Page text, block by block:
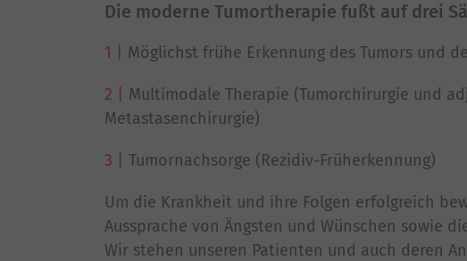
Die moderne Tumortherapie fußt auf drei
Möglichst frühe Erkennung des Tumors und
Multimodale Therapie (Tumorchirurgie und
Metastasenchirurgie)
Tumornachsorge (Rezidiv-Früherkennung)
Um die Krankheit und ihre Folgen erfolgreich
Aussprache von Ängsten und Wünschen sowie
Wir stehen unseren Patienten und auch deren